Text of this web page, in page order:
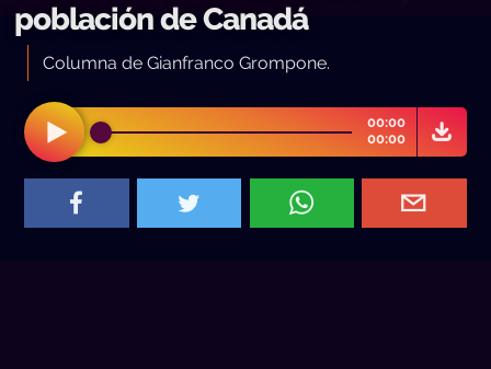
población de Canadá
Columna de Gianfranco Grompone.
00:00
00:00